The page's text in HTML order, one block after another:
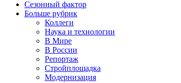
Сезонный фактор
Больше рубрик
Коллеги
Наука и технологии
В Мире
В России
Репортаж
Стройплощадка
Модернизация